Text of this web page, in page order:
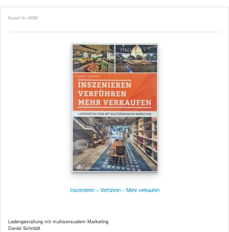
Bestell-Nr. 49389
Inszenieren – Verführen – Mehr verkaufen
Ladengestaltung mit multisensualem Marketing
Daniel Schnödt